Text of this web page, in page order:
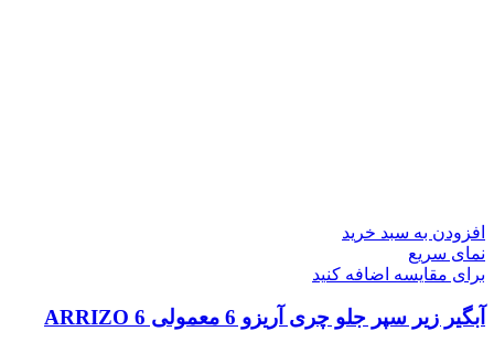
افزودن به سبد خرید
نمای سریع
برای مقایسه اضافه کنید
آبگیر زیر سپر جلو چری آریزو 6 معمولی ARRIZO 6